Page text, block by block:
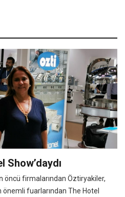
firmalarından Öztiryakiler,
fuarlarından The Hotel